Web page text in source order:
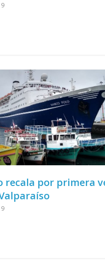
recala por primera